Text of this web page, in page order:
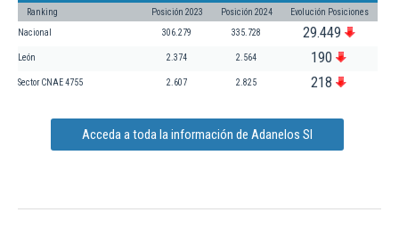
Ranking Posición 2023 Posición 2024 Evolución Posiciones
Nacional 306.279 335.728 29.449
León 2.374 2.564 190
Sector CNAE 4755 2.607 2.825 218
Acceda a toda la información de Adanelos Sl